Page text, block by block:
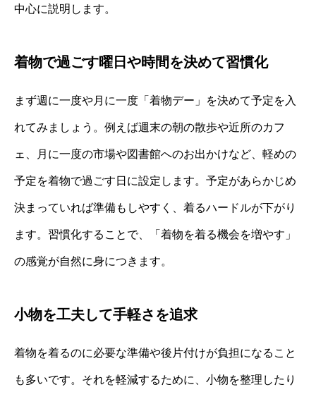
中心に説明します。
着物で過ごす曜日や時間を決めて習慣化
まず週に一度や月に一度「着物デー」を決めて予定を入
れてみましょう。例えば週末の朝の散歩や近所のカフ
ェ、月に一度の市場や図書館へのお出かけなど、軽めの
予定を着物で過ごす日に設定します。予定があらかじめ
決まっていれば準備もしやすく、着るハードルが下がり
ます。習慣化することで、「着物を着る機会を増やす」
の感覚が自然に身につきます。
小物を工夫して手軽さを追求
着物を着るのに必要な準備や後片付けが負担になること
も多いです。それを軽減するために、小物を整理したり